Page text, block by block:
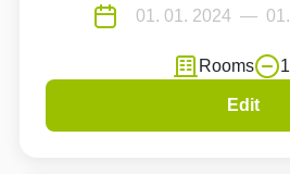
Rooms 1
Edit